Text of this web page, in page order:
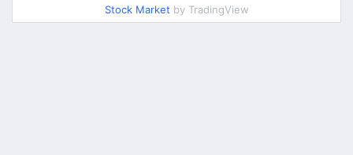
Stock Market by TradingView